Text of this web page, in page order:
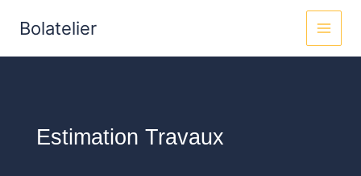
Bolatelier
MAIN
Estimation Travaux